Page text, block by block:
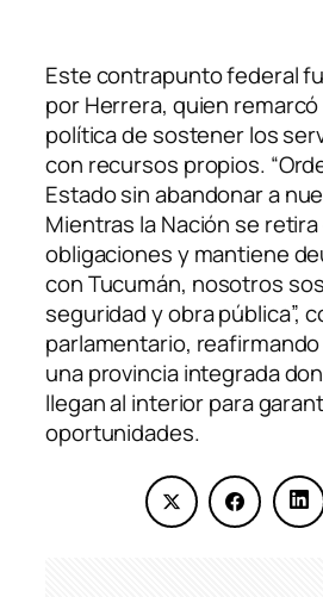
Este contrapunto federal
por Herrera, quien
política de sostener los
con recursos propios.
Estado sin abandonar a
Mientras la Nación se
obligaciones y mantiene
con Tucumán, nosotros
seguridad y obra pública”,
parlamentario,
una provincia integrada
llegan al interior para
oportunidades.